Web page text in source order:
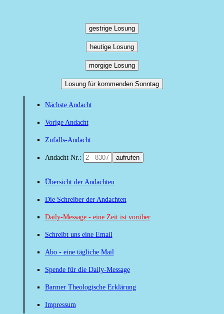
gestrige Losung
heutige Losung
morgige Losung
Losung für kommenden Sonntag
Nächste Andacht
Vorige Andacht
Zufalls-Andacht
Andacht Nr.: aufrufen
Übersicht der Andachten
Die Schreiber der Andachten
Daily-Message - eine Zeit ist vorüber
Schreibt uns eine Email
Abo - eine tägliche Mail
Spende für die Daily-Message
Barmer Theologische Erklärung
Impressum